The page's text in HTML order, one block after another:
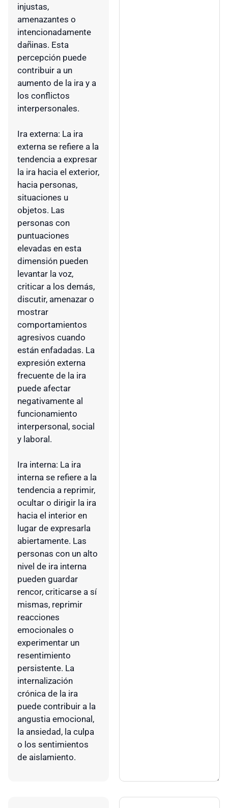
injustas,
amenazantes o
intencionadamente
dañinas. Esta
percepción puede
contribuir a un
aumento de la ira y a
los conflictos
interpersonales.
Ira externa: La ira
externa se refiere a la
tendencia a expresar
la ira hacia el exterior,
hacia personas,
situaciones u
objetos. Las
personas con
puntuaciones
elevadas en esta
dimensión pueden
levantar la voz,
criticar a los demás,
discutir, amenazar o
mostrar
comportamientos
agresivos cuando
están enfadadas. La
expresión externa
frecuente de la ira
puede afectar
negativamente al
funcionamiento
interpersonal, social
y laboral.
Ira interna: La ira
interna se refiere a la
tendencia a reprimir,
ocultar o dirigir la ira
hacia el interior en
lugar de expresarla
abiertamente. Las
personas con un alto
nivel de ira interna
pueden guardar
rencor, criticarse a sí
mismas, reprimir
reacciones
emocionales o
experimentar un
resentimiento
persistente. La
internalización
crónica de la ira
puede contribuir a la
angustia emocional,
la ansiedad, la culpa
o los sentimientos
de aislamiento.